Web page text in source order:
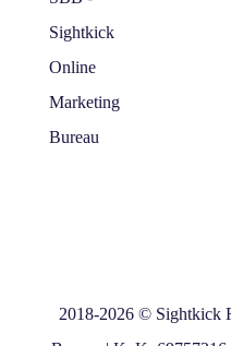
2018-2026 ©Sightkick